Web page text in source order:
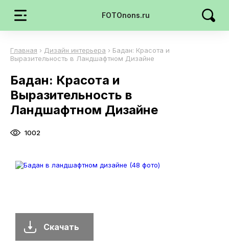
FOTOnons.ru
Главная › Дизайн интерьера › Бадан: Красота и
Выразительность в Ландшафтном Дизайне
Бадан: Красота и
Выразительность в
Ландшафтном Дизайне
1002
Скачать